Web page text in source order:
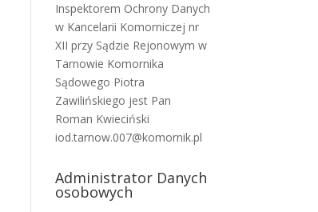
Inspektorem Ochrony Danych
w Kancelarii Komorniczej nr
XII przy Sądzie Rejonowym w
Tarnowie Komornika
Sądowego Piotra
Zawilińskiego jest Pan
Roman Kwieciński
iod.tarnow.007@komornik.pl
Administrator Danych
osobowych